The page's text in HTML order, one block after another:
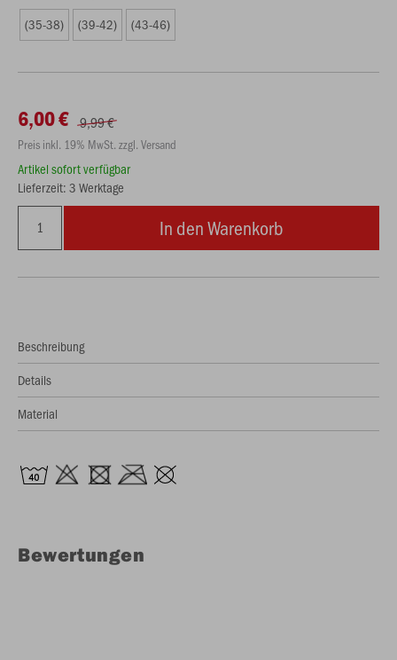
(35-38) (39-42) (43-46)
6,00 € 9,99 €
Preis inkl. 19% MwSt. zzgl. Versand
Artikel sofort verfügbar
Lieferzeit: 3 Werktage
In den Warenkorb
Beschreibung
Details
Material
Bewertungen